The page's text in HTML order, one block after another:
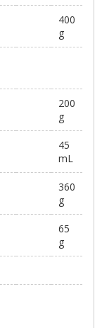
400
g
200
g
45
mL
360
g
65
g